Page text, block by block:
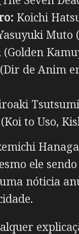
Koichi
Muto
de Anim
to Uso,
ele
nóticia